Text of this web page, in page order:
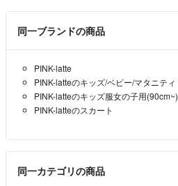
同一ブランドの商品
PINK-latte
PINK-latteのキッズ/ベビー/マタニティ
PINK-latteのキッズ服女の子用(90cm~)
PINK-latteのスカート
同一カテゴリの商品